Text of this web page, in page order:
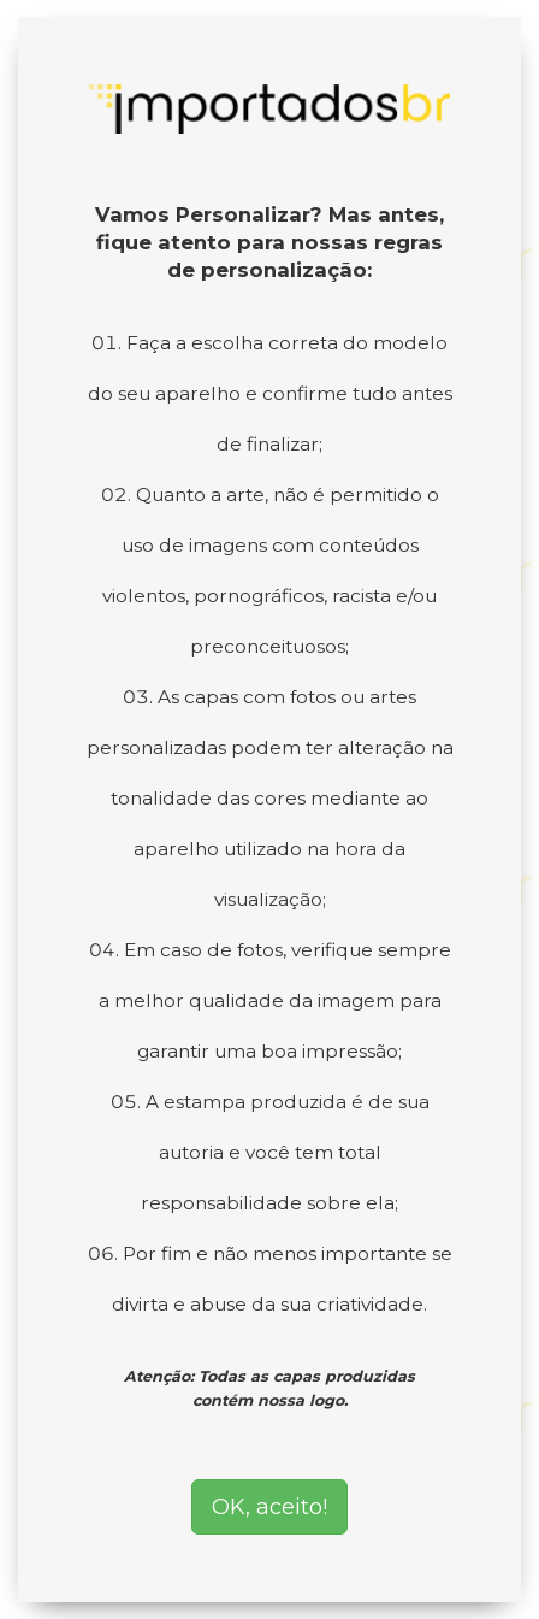
Vamos Personalizar? Mas antes,
fique atento para nossas regras
de personalização:
Faça a escolha correta do modelo
do seu aparelho e confirme tudo antes
de finalizar;
Quanto a arte, não é permitido o
uso de imagens com conteúdos
violentos, pornográficos, racista e/ou
preconceituosos;
As capas com fotos ou artes
personalizadas podem ter alteração na
tonalidade das cores mediante ao
aparelho utilizado na hora da
visualização;
Em caso de fotos, verifique sempre
a melhor qualidade da imagem para
garantir uma boa impressão;
A estampa produzida é de sua
autoria e você tem total
responsabilidade sobre ela;
Por fim e não menos importante se
divirta e abuse da sua criatividade.
Atenção: Todas as capas produzidas
contém nossa logo.
OK, aceito!